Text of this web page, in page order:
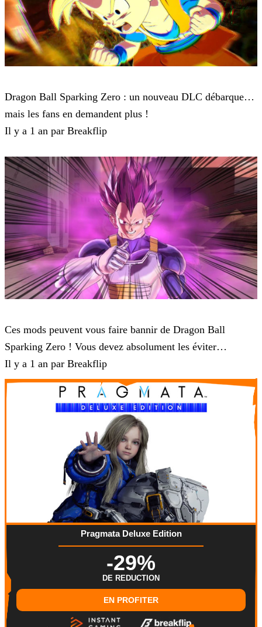
Dragon Ball Sparking Zero : un nouveau DLC débarque…
mais les fans en demandent plus !
Il y a 1 an par Breakflip
Ces mods peuvent vous faire bannir de Dragon Ball
Sparking Zero ! Vous devez absolument les éviter…
Il y a 1 an par Breakflip
Pragmata Deluxe Edition
-29%
DE REDUCTION
EN PROFITER